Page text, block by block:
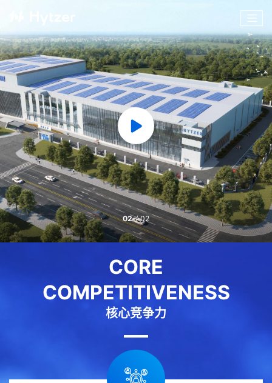
02 / 02
CORE
COMPETITIVENESS
核心竞争力